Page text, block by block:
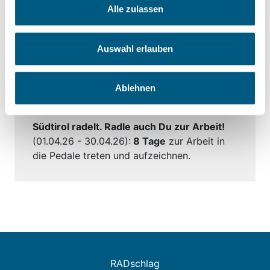
Alle zulassen
Auswahl erlauben
Ablehnen
31.12.26):150 kmin die Pedale treten und
Südtirol radelt. Winterradle auch Du!
(01.02.26 - 28.02.26):20 km
treten und aufzeichnen.
Südtirol radelt. Radle auch Du zur Arbeit!
(01.04.26 - 30.04.26): 8 Tage zur Arbeit in
die Pedale treten und aufzeichnen.
RADschlag